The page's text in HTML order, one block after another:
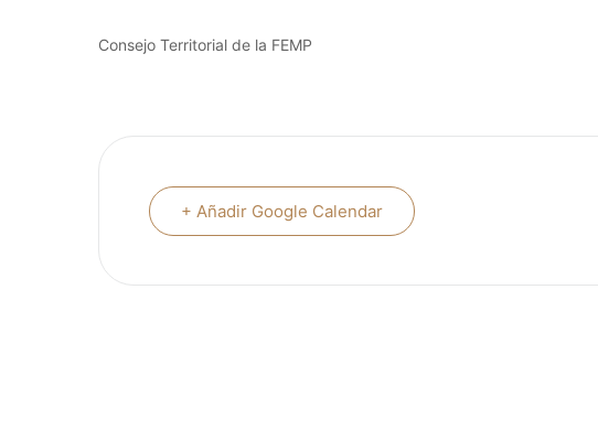
Consejo Territorial de la FEMP
+ Añadir Google Calendar